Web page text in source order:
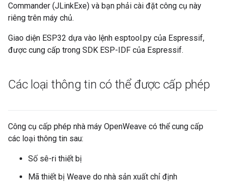
Commander (JLinkExe) và bạn phải cài đặt công cụ này
riêng trên máy chủ.
Giao diện ESP32 dựa vào lệnh esptool.py của Espressif,
được cung cấp trong SDK ESP-IDF của Espressif.
Các loại thông tin có thể được cấp phép
Công cụ cấp phép nhà máy OpenWeave có thể cung cấp
các loại thông tin sau:
Số sê-ri thiết bị
Mã thiết bị Weave do nhà sản xuất chỉ định